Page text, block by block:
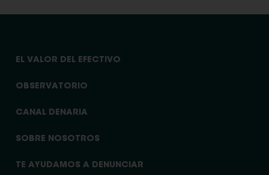
EL VALOR DEL EFECTIVO
OBSERVATORIO
CANAL DENARIA
SOBRE NOSOTROS
TE AYUDAMOS A DENUNCIAR